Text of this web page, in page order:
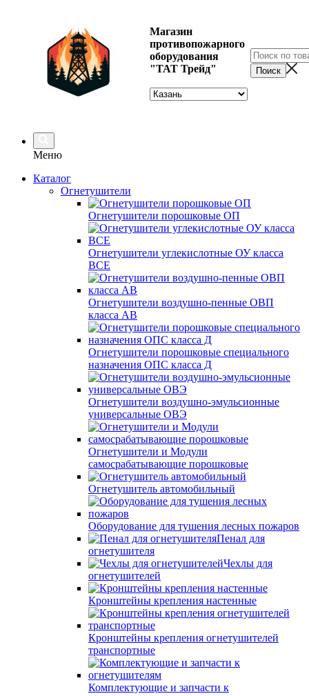
Магазин
противопожарного
оборудования
"ТАТ Трейд"
Меню
Каталог
Огнетушители
Огнетушители порошковые ОП
Огнетушители углекислотные ОУ класса
ВСЕ
Огнетушители воздушно-пенные ОВП
класса АВ
Огнетушители порошковые специального
назначения ОПС класса Д
Огнетушители воздушно-эмульсионные
универсальные ОВЭ
Огнетушители и Модули
самосрабатывающие порошковые
Огнетушитель автомобильный
Оборудование для тушения лесных пожаров
Пенал для
огнетушителя
Чехлы для
огнетушителей
Кронштейны крепления настенные
Кронштейны крепления огнетушителей
транспортные
Комплектующие и запчасти к